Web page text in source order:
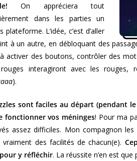
On appréciera tout
dans les parties un
plateforme. L’idée, c’est d’aller
à un autre, en débloquant des
activer des boutons, contrôler des
interagiront avec les
).
sont faciles au départ (pendant
fonctionner vos méninges! Pour ma
assez difficiles. Mon compagnon
vraiment des facilités de chacun(e).
y réfléchir. La réussite n’en est